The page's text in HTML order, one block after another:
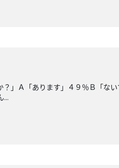
」Ａ「あります」４９％Ｂ「
...